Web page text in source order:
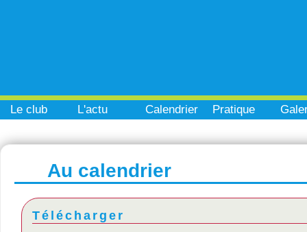
Le club L'actu Calendrier Pratique
Au calendrier
Télécharger